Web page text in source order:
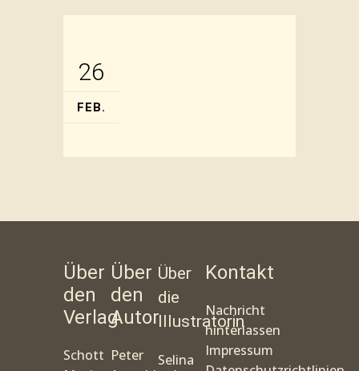
26
FEB.
Über
den
Verlag
Schott
Über
den
Autor
Peter
Über
die
Illustratorin
Selina
Kontakt
Nachricht
hinterlassen
Impressum